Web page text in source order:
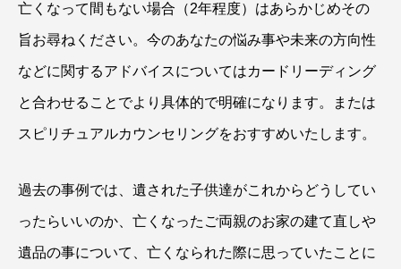
亡くなって間もない場合（2年程度）はあらかじめその
旨お尋ねください。今のあなたの悩み事や未来の方向性
などに関するアドバイスについてはカードリーディング
と合わせることでより具体的で明確になります。または
スピリチュアルカウンセリングをおすすめいたします。
過去の事例では、遺された子供達がこれからどうしてい
ったらいいのか、亡くなったご両親のお家の建て直しや
遺品の事について、亡くなられた際に思っていたことに